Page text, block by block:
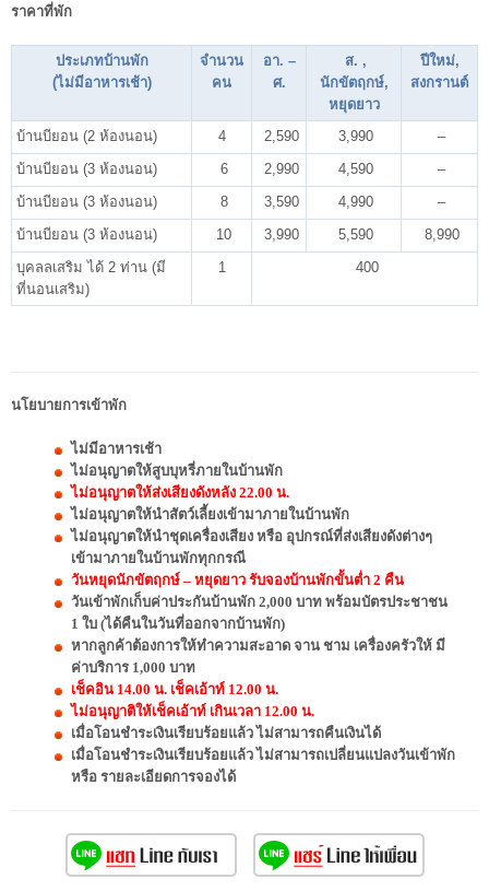
ราคาที่พัก
ประเภทบ้านพัก
(ไม่มีอาหารเช้า)
จำนวน
คน
อา. –
ศ.
ส. ,
นักขัตฤกษ์,
หยุดยาว
ปีใหม่,
สงกรานต์
บ้านบียอน (2 ห้องนอน) 4 2,590 3,990
–
บ้านบียอน (3 ห้องนอน)
6 2,990 4,590
–
บ้านบียอน (3 ห้องนอน)
8 3,590 4,990
–
บ้านบียอน (3 ห้องนอน)
10 3,990 5,590
8,990
บุคลลเสริม ได้ 2 ท่าน (มี
ที่นอนเสริม)
1 400
นโยบายการเข้าพัก
ไม่มีอาหารเช้า
ไม่อนุญาตให้สูบบุหรี่ภายในบ้านพัก
ไม่อนุญาตให้ส่งเสียงดังหลัง 22.00 น.
ไม่อนุญาตให้นำสัตว์เลี้ยงเข้ามาภายในบ้านพัก
ไม่อนุญาตให้นำชุดเครื่องเสียง หรือ อุปกรณ์ที่ส่งเสียงดังต่างๆ
เข้ามาภายในบ้านพักทุกกรณี
วันหยุดนักขัตฤกษ์ – หยุดยาว รับจองบ้านพักขั้นต่ำ 2 คืน
วันเข้าพักเก็บค่าประกันบ้านพัก 2,000 บาท พร้อมบัตรประชาชน
1 ใบ (ได้คืนในวันที่ออกจากบ้านพัก)
หากลูกค้าต้องการให้ทำความสะอาด จาน ชาม เครื่องครัวให้ มี
ค่าบริการ 1,000 บาท
เช็คอิน 14.00 น. เช็คเอ้าท์ 12.00 น.
ไม่อนุญาติให้เช็คเอ้าท์ เกินเวลา 12.00 น.
เมื่อโอนชำระเงินเรียบร้อยแล้ว ไม่สามารถคืนเงินได้
เมื่อโอนชำระเงินเรียบร้อยแล้ว ไม่สามารถเปลี่ยนแปลงวันเข้าพัก
หรือ รายละเอียดการจองได้